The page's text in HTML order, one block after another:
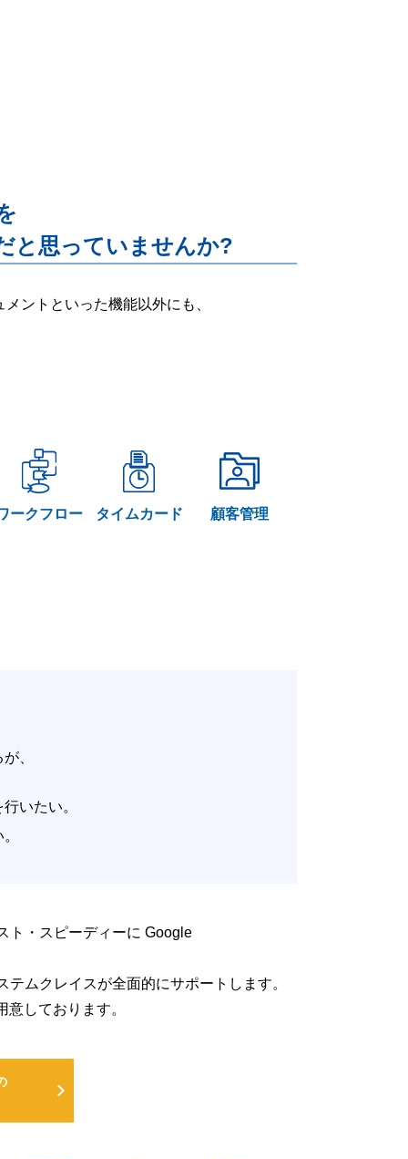
と思っていませんか?
ントといった機能以外にも、
ークフロー タイムカード 顧客管理
、
いたい。
ト・スピーディーに Google
ムクレイスが全面的にサポートします。
しております。